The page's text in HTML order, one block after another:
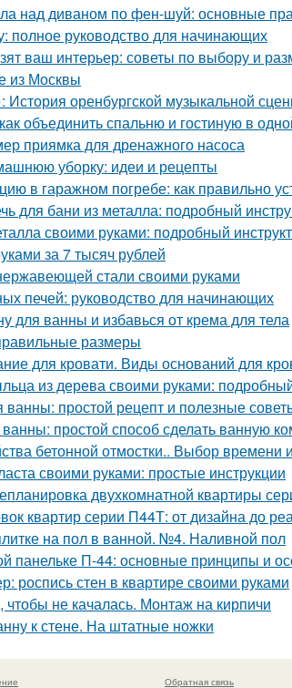
над диваном по фен-шуй: основные
полное руководство для начинающих
ваш интерьер: советы по выбору и
из Москвы
оренбургской музыкальной
объединить спальню и гостиную в
приямка для дренажного насоса
уборку: идеи и рецепты
в гаражном погребе: как правильно
для бани из металла: подробный
своими руками: подробный
за 7 тысяч рублей
стали своими руками
печей: руководство для начинающих
для ванны и избавься от крема для тела
размеры
для кровати. Виды оснований для
из дерева своими руками:
простой рецепт и полезные
простой способ сделать ванную
бетонной отмостки.. Выбор времени
своими руками: простые инструкции
двухкомнатной квартиры
квартир серии П44Т: от дизайна до
на пол в ванной. №4. Наливной пол
панельке П-44: основные принципы и
роспись стен в квартире своими руками
чтобы не качалась. Монтаж на кирпичи
к стене. На штатные ножки
Обратная связь